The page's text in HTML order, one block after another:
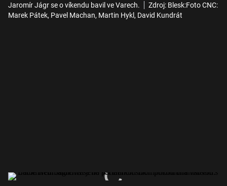
Jaromír Jágr se o víkendu bavil ve Varech.
Zdroj: Blesk:Foto CNC:
Marek Pátek, Pavel Machan, Martin Hykl, David Kundrát